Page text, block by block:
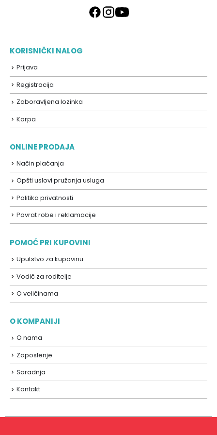
KORISNIČKI NALOG
Prijava
Registracija
Zaboravljena lozinka
Korpa
ONLINE PRODAJA
Način plaćanja
Opšti uslovi pružanja usluga
Politika privatnosti
Povrat robe i reklamacije
POMOĆ PRI KUPOVINI
Uputstvo za kupovinu
Vodič za roditelje
O veličinama
O KOMPANIJI
O nama
Zaposlenje
Saradnja
Kontakt